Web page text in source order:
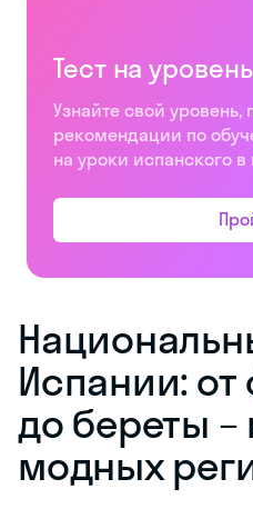
Тест на
Узнайте свой уровень,
рекомендации по
на уроки испанского в
Испании:
до береты –
модных